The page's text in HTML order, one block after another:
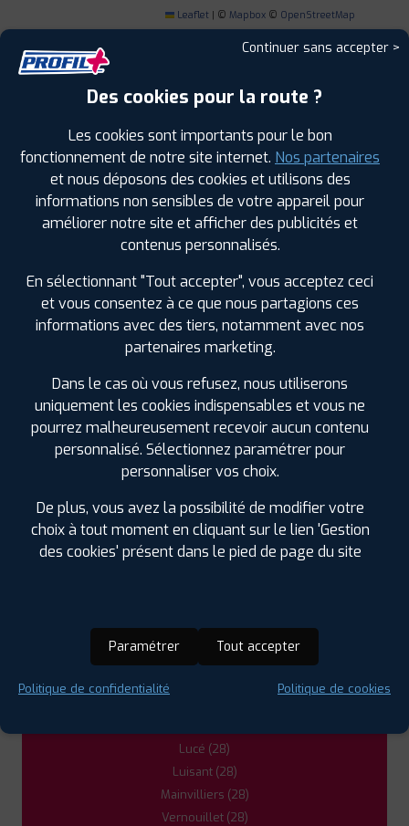
Leaflet | © Mapbox © OpenStreetMap
PROFIL PLUSGELLAINVILLE
LE HAMEAU DE BONVILLE RN154
28630
GELLAINVILLE
0237357935
+D'INFOS
2
PROFIL PLUSCHERISY
28500 CHERISY
0219242060
HORAIRES | +D'INFOS
PROFIL PLUSANTONY
4 RUE AUGUSTIN FRESNEL92160 ANTONY
LES GARAGES PROFIL PLUS
DANS LES VILLES À PROXIMITÉ
Lucé (28)
Luisant (28)
Mainvilliers (28)
Vernouillet (28)
Continuer sans accepter >
Des cookies pour la route ?
Les cookies sont importants pour le bon
fonctionnement de notre site internet. Nos partenaires
et nous déposons des cookies et utilisons des
informations non sensibles de votre appareil pour
améliorer notre site et afficher des publicités et
contenus personnalisés.
En sélectionnant "Tout accepter", vous acceptez ceci
et vous consentez à ce que nous partagions ces
informations avec des tiers, notamment avec nos
partenaires marketing.
Dans le cas où vous refusez, nous utiliserons
uniquement les cookies indispensables et vous ne
pourrez malheureusement recevoir aucun contenu
personnalisé. Sélectionnez paramétrer pour
personnaliser vos choix.
De plus, vous avez la possibilité de modifier votre
choix à tout moment en cliquant sur le lien 'Gestion
des cookies' présent dans le pied de page du site
Paramétrer Tout accepter
Politique de confidentialité Politique de cookies